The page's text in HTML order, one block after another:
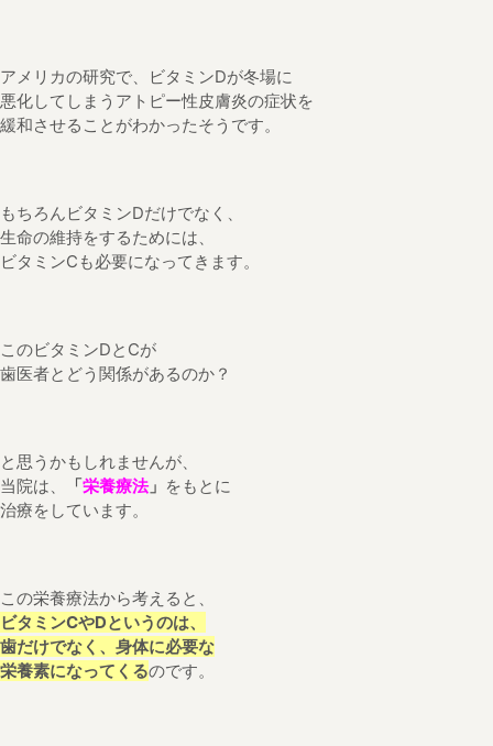
アメリカの研究で、ビタミンDが冬場に
悪化してしまうアトピー性皮膚炎の症状を
緩和させることがわかったそうです。
もちろんビタミンDだけでなく、
生命の維持をするためには、
ビタミンCも必要になってきます。
このビタミンDとCが
歯医者とどう関係があるのか？
と思うかもしれませんが、
当院は、
「栄養療法」 をもとに
治療をしています。
この栄養療法から考えると、
ビタミンCやDというのは、
歯だけでなく、身体に必要な
栄養素になってくるのです。